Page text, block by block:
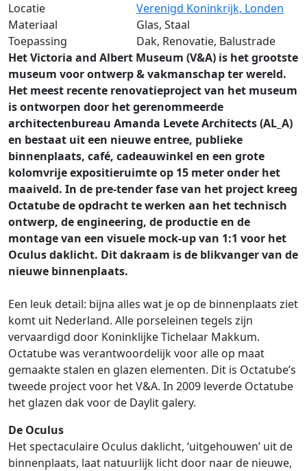
Locatie
Verenigd Koninkrijk, Londen
Materiaal
Glas, Staal
Toepassing
Dak, Renovatie, Balustrade
Het Victoria and Albert Museum (V&A) is het grootste
museum voor ontwerp & vakmanschap ter wereld.
Het meest recente renovatieproject van het museum
is ontworpen door het gerenommeerde
architectenbureau Amanda Levete Architects (AL_A)
en bestaat uit een nieuwe entree, publieke
binnenplaats, café, cadeauwinkel en een grote
kolomvrije expositieruimte op 15 meter onder het
maaiveld. In de pre-tender fase van het project kreeg
Octatube de opdracht te werken aan het technisch
ontwerp, de engineering, de productie en de
montage van een visuele mock-up van 1:1 voor het
Oculus daklicht. Dit dakraam is de blikvanger van de
nieuwe binnenplaats.
Een leuk detail: bijna alles wat je op de binnenplaats ziet
komt uit Nederland. Alle porseleinen tegels zijn
vervaardigd door Koninklijke Tichelaar Makkum.
Octatube was verantwoordelijk voor alle op maat
gemaakte stalen en glazen elementen. Dit is Octatube’s
tweede project voor het V&A. In 2009 leverde Octatube
het glazen dak voor de Daylit galery.
De Oculus
Het spectaculaire Oculus daklicht, ‘uitgehouwen’ uit de
binnenplaats, laat natuurlijk licht door naar de nieuwe,